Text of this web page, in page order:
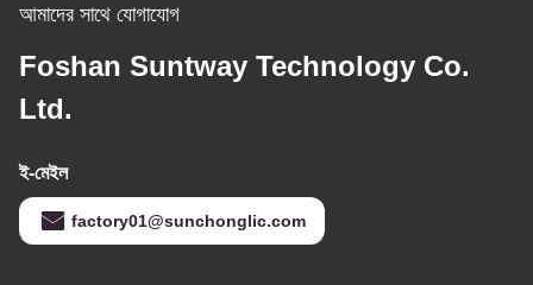
আমাদের সাথে যোগাযোগ
Foshan Suntway Technology Co.
Ltd.
ই-মেইল
factory01@sunchonglic.com